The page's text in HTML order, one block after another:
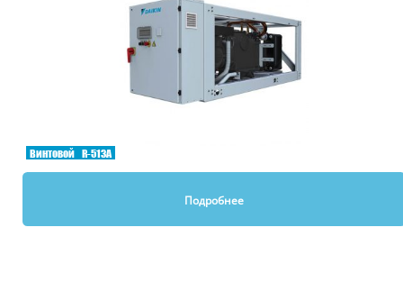
Винтовой R-513A
Подробнее